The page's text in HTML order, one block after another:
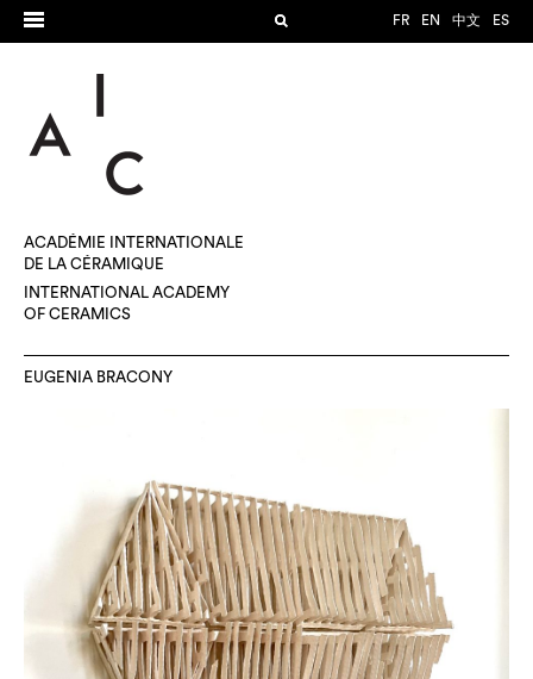
FR EN 中文 ES
ACADÉMIE INTERNATIONALE
DE LA CÉRAMIQUE
INTERNATIONAL ACADEMY
OF CERAMICS
EUGENIA BRACONY